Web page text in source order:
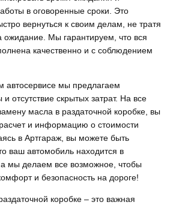
в оговоренные сроки. Это
вернуться к своим делам, не тратя
Мы гарантируем, что вся
качественно и с соблюдением
автосервисе мы предлагаем
отсутствие скрытых затрат. На все
масла в раздаточной коробке, вы
и информацию о стоимости
в Артгараж, вы можете быть
ваш автомобиль находится в
мы делаем все возможное, чтобы
и безопасность на дороге!
коробке – это важная